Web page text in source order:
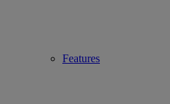
Features